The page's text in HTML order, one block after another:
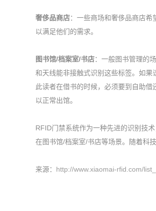
奢侈品商店：一些商场和奢侈品商店
以满足他们的需求。
图书馆/档案室/书店：一般图书管理的
和天线能非接触式识别这些标签。如
此读者在借书的时候，必须要到自助
以正常出馆。
RFID门禁系统作为一种先进的识别技
在图书馆/档案室/书店等场景。随着科
来源： http://www.xiaomai-rfid.com/